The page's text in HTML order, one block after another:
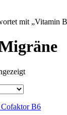
mit „Vitamin